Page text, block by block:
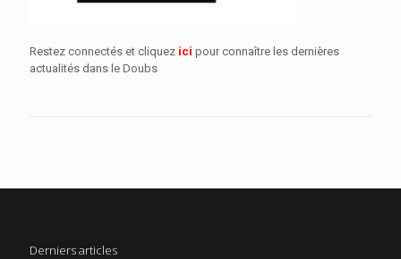
Restez connectés et cliquez ici pour connaître les dernières
actualités dans le Doubs
Derniers articles